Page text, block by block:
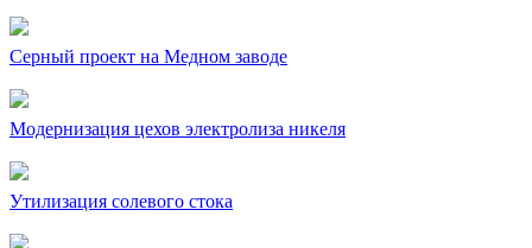
Серный проект на Медном заводе
Модернизация цехов электролиза никеля
Утилизация солевого стока